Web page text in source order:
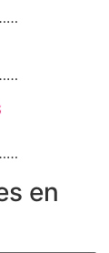
en